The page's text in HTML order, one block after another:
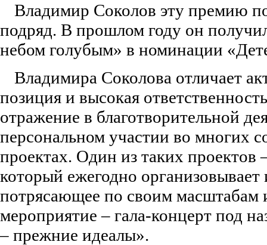
Владимир Соколов эту премию
подряд. В прошлом году он
небом голубым» в номинации
Владимира Соколова отличает
позиция и высокая
отражение в благотворительной
персональном участии во многих
проектах. Один из таких
который ежегодно организовывает
потрясающее по своим масштабам
мероприятие – гала-концерт под
– прежние идеалы».